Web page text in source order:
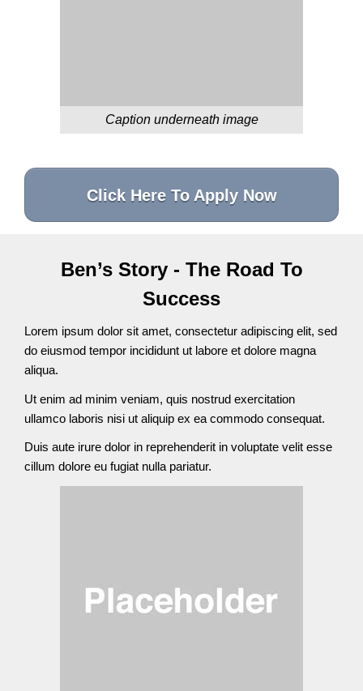
Caption underneath image
Click Here To Apply Now
Ben’s Story - The Road To
Success
Lorem ipsum dolor sit amet, consectetur adipiscing elit, sed
do eiusmod tempor incididunt ut labore et dolore magna
aliqua.
Ut enim ad minim veniam, quis nostrud exercitation
ullamco laboris nisi ut aliquip ex ea commodo consequat.
Duis aute irure dolor in reprehenderit in voluptate velit esse
cillum dolore eu fugiat nulla pariatur.